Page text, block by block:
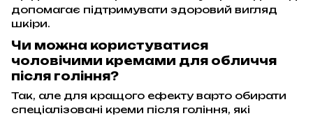
допомагає підтримувати здоровий вигляд
шкіри.
Чи можна користуватися
чоловічими кремами для обличчя
після гоління?
Так, але для кращого ефекту варто обирати
спеціалізовані креми після гоління, які